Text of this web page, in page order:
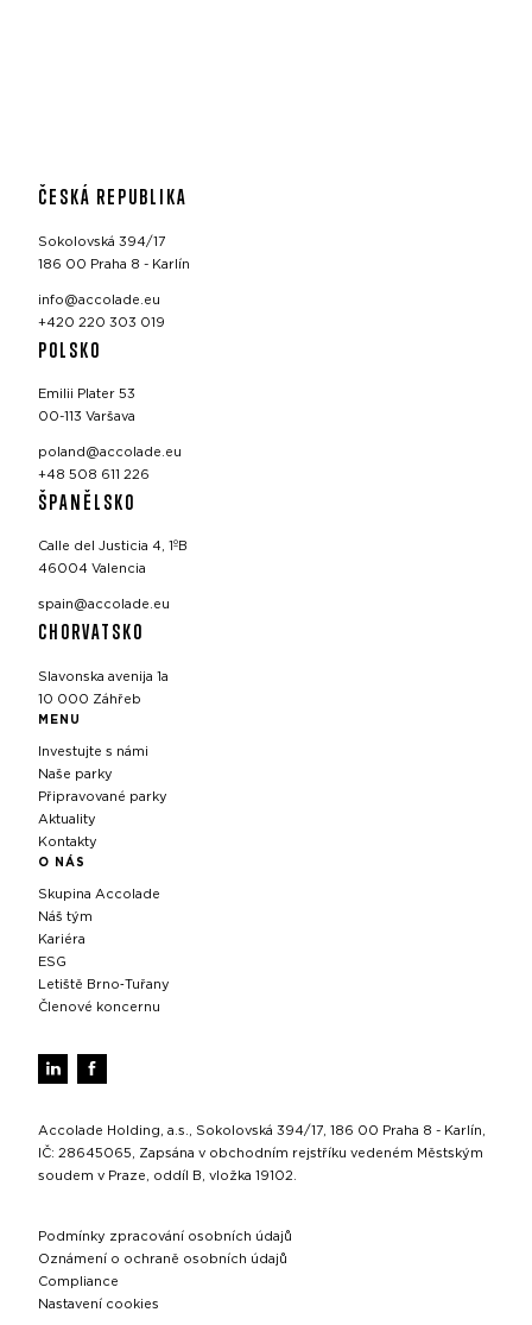
ČESKÁ REPUBLIKA
Sokolovská 394/17
186 00 Praha 8 - Karlín
info@accolade.eu
+420 220 303 019
POLSKO
Emilii Plater 53
00-113 Varšava
poland@accolade.eu
+48 508 611 226
ŠPANĚLSKO
Calle del Justicia 4, 1ºB
46004 Valencia
spain@accolade.eu
CHORVATSKO
Slavonska avenija 1a
10 000 Záhřeb
MENU
Investujte s námi
Naše parky
Připravované parky
Aktuality
Kontakty
O NÁS
Skupina Accolade
Náš tým
Kariéra
ESG
Letiště Brno‑Tuřany
Členové koncernu
Accolade Holding, a.s., Sokolovská 394/17, 186 00 Praha 8 - Karlín,
IČ: 28645065, Zapsána v obchodním rejstříku vedeném Městským
soudem v Praze, oddíl B, vložka 19102.
Podmínky zpracování osobních údajů
Oznámení o ochraně osobních údajů
Compliance
Nastavení cookies